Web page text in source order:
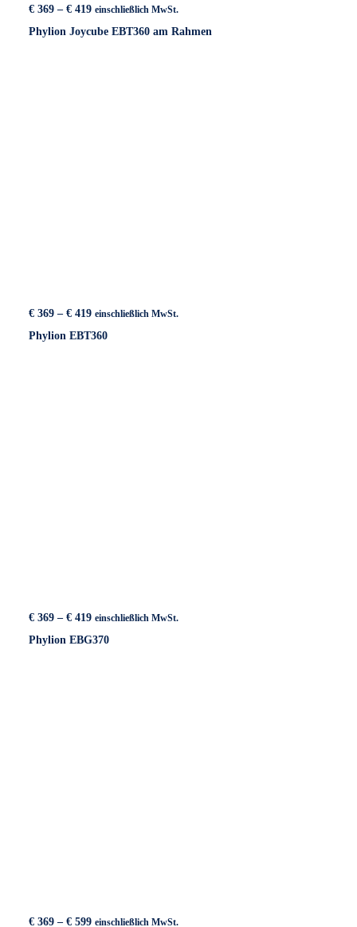
€ 369 – € 419Preisspanne:
bis
einschließlich MwSt.
Phylion Joycube EBT360 am Rahmen
€ 369 – € 419Preisspanne:
bis
einschließlich MwSt.
Phylion EBT360
€ 369 – € 419Preisspanne:
bis
einschließlich MwSt.
Phylion EBG370
€ 369 – € 599Preisspanne:
einschließlich MwSt.